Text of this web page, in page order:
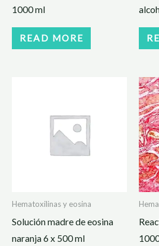
1000 ml
READ MORE
Hematoxilinas y eosina
Solución madre de eosina
naranja 6 x 500 ml